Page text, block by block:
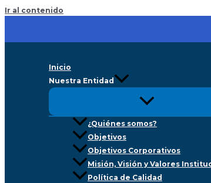
Ir al contenido
Inicio
Nuestra Entidad
¿Quiénes somos?
Objetivos
Objetivos Corporativos
Misión, Visión y Valores
Política de Calidad